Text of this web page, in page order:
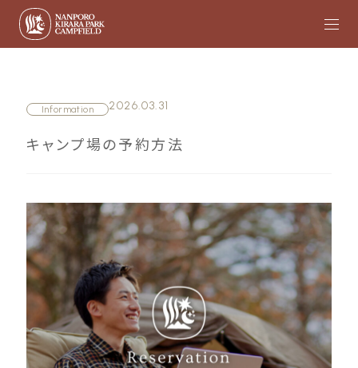
Information 2026.03.31
キャンプ場の予約方法